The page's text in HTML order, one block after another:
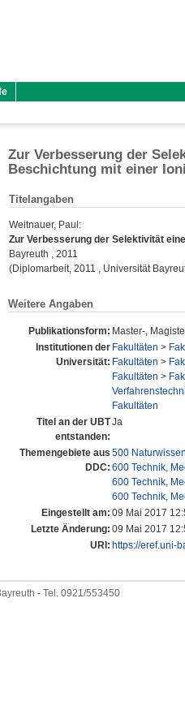
Zur Verbesserung der
Beschichtung mit einer
Titelangaben
Weitnauer, Paul :
Zur Verbesserung der Selektivität
Bayreuth , 2011
(Diplomarbeit, 2011 , Universität
Weitere Angaben
Publikationsform: Master-,
Institutionen der
Universität:
Fakultäten >
Fakultäten >
Fakultäten >
Fakultäten
Titel an der UBT
entstanden:
Ja
Themengebiete aus
DDC:
500
600 Technik,
600 Technik,
600 Technik,
Eingestellt am: 09 Mai 2017
Letzte Änderung: 09 Mai 2017
URI: https://eref.uni-
- Tel. 0921/553450